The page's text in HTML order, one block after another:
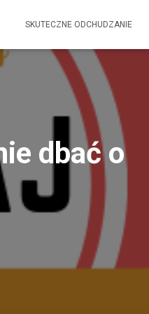
SKUTECZNE ODCHUDZANIE
dbać o